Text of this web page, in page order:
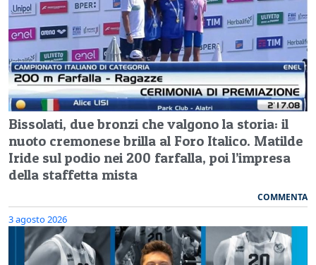
Bissolati, due bronzi che valgono la storia: il
nuoto cremonese brilla al Foro Italico. Matilde
Iride sul podio nei 200 farfalla, poi l’impresa
della staffetta mista
COMMENTA
3 agosto 2026